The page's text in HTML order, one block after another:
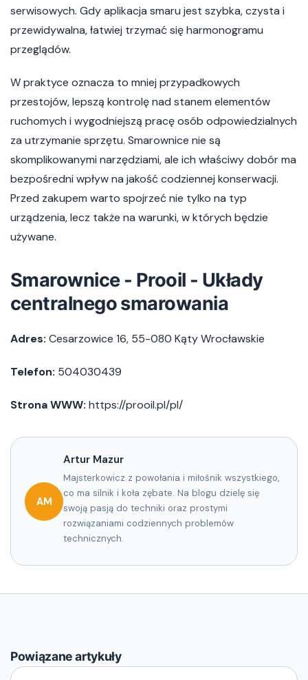
serwisowych. Gdy aplikacja smaru jest szybka, czysta i
przewidywalna, łatwiej trzymać się harmonogramu
przeglądów.
W praktyce oznacza to mniej przypadkowych
przestojów, lepszą kontrolę nad stanem elementów
ruchomych i wygodniejszą pracę osób odpowiedzialnych
za utrzymanie sprzętu. Smarownice nie są
skomplikowanymi narzędziami, ale ich właściwy dobór ma
bezpośredni wpływ na jakość codziennej konserwacji.
Przed zakupem warto spojrzeć nie tylko na typ
urządzenia, lecz także na warunki, w których będzie
używane.
Smarownice - Prooil - Układy
centralnego smarowania
Adres: Cesarzowice 16, 55-080 Kąty Wrocławskie
Telefon: 504030439
Strona WWW: https://prooil.pl/pl/
AM
Artur Mazur
Majsterkowicz z powołania i miłośnik wszystkiego,
co ma silnik i koła zębate. Na blogu dzielę się
swoją pasją do techniki oraz prostymi
rozwiązaniami codziennych problemów
technicznych.
Powiązane artykuły